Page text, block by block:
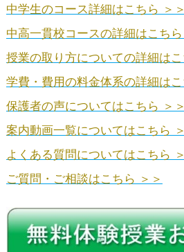
中学生のコース詳細はこちら ＞＞
中高一貫校コースの詳細はこちら
授業の取り方についての詳細はこ
学費・費用の料金体系の詳細はこ
保護者の声についてはこちら ＞＞
案内動画一覧についてはこちら
よくある質問についてはこちら
ご質問・ご相談はこちら ＞＞